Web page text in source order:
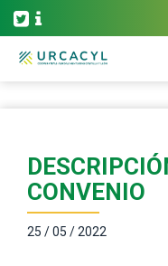
CONVENIO
25 / 05 / 2022